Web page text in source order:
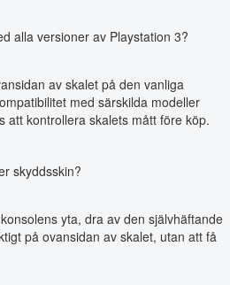
alla versioner av Playstation 3?
av skalet på den vanliga
med särskilda modeller
att kontrollera skalets mått före köp.
skyddsskin?
yta, dra av den självhäftande
på ovansidan av skalet, utan att få